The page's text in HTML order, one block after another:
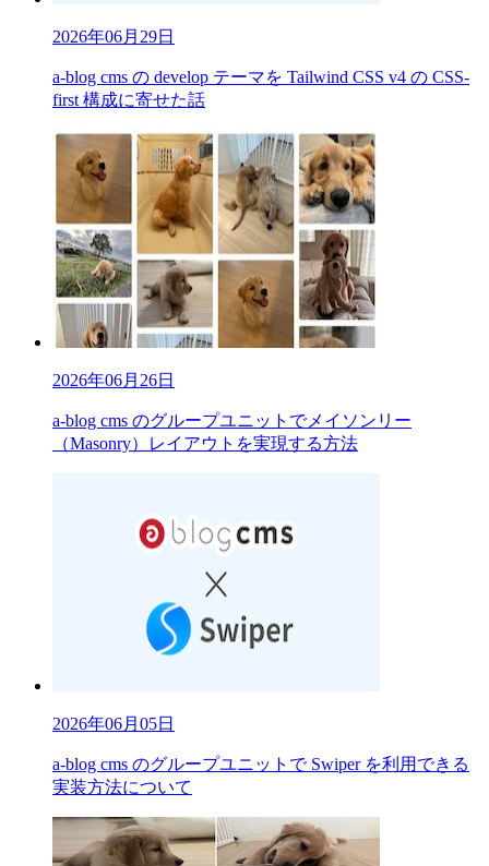
2026年06月29日
a-blog cms の develop テーマを Tailwind CSS v4 の CSS-
first 構成に寄せた話
2026年06月26日
a-blog cms のグループユニットでメイソンリー
（Masonry）レイアウトを実現する方法
2026年06月05日
a-blog cms のグループユニットで Swiper を利用できる
実装方法について